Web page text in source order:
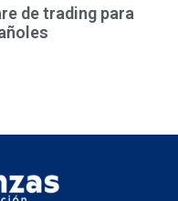
de trading para